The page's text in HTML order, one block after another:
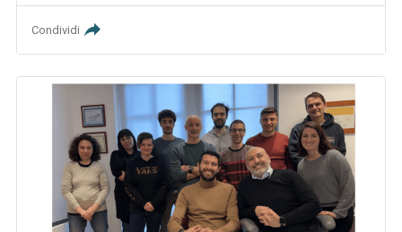
Condividi